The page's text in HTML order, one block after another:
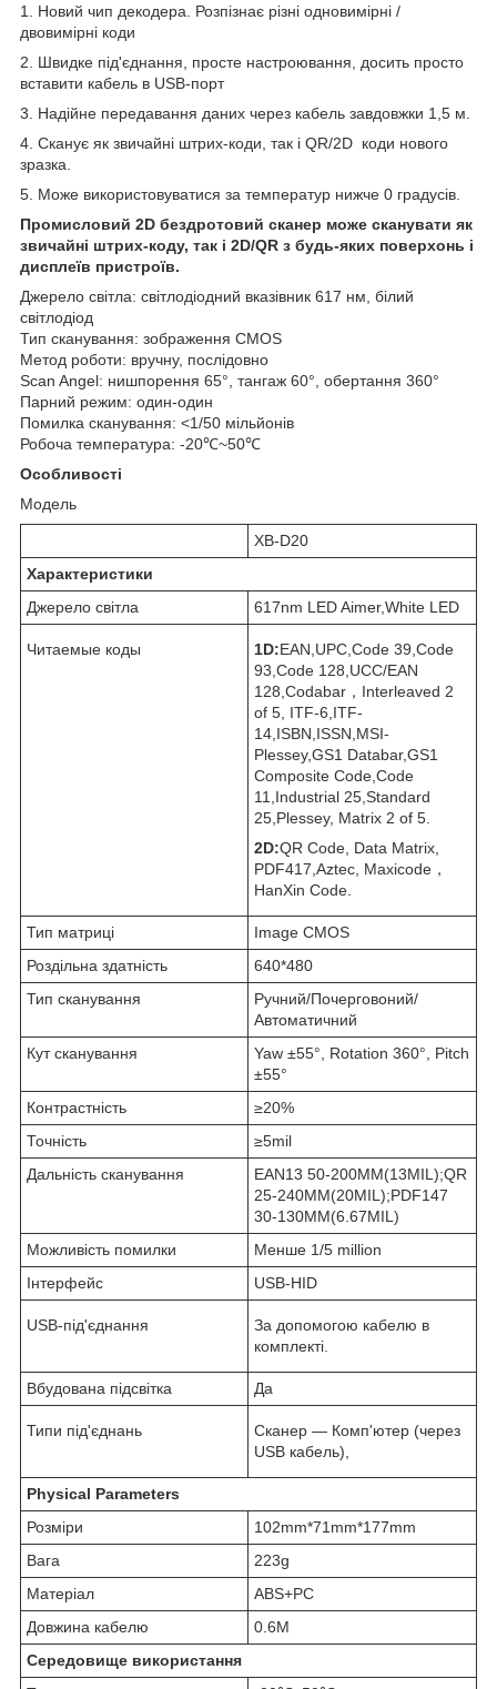
1. Новий чип декодера. Розпізнає різні одновимірні /
двовимірні коди
2. Швидке під'єднання, просте настроювання, досить просто
вставити кабель в USB-порт
3. Надійне передавання даних через кабель завдовжки 1,5 м.
4. Сканує як звичайні штрих-коди, так і QR/2D коди нового
зразка.
5. Може використовуватися за температур нижче 0 градусів.
Промисловий 2D бездротовий сканер може сканувати як
звичайні штрих-коду, так і 2D/QR з будь-яких поверхонь і
дисплеїв пристроїв.
Джерело світла: світлодіодний вказівник 617 нм, білий
світлодіод
Тип сканування: зображення CMOS
Метод роботи: вручну, послідовно
Scan Angel: нишпорення 65°, тангаж 60°, обертання 360°
Парний режим: один-один
Помилка сканування: <1/50 мільйонів
Робоча температура: -20℃~50℃
Особливості
Модель
XB-D20
Характеристики
Джерело світла
617nm LED Aimer,White LED
Читаемые коды 1D:EAN,UPC,Code 39,Code
93,Code 128,UCC/EAN
128,Codabar，Interleaved 2
of 5, ITF-6,ITF-
14,ISBN,ISSN,MSI-
Plessey,GS1 Databar,GS1
Composite Code,Code
11,Industrial 25,Standard
25,Plessey, Matrix 2 of 5.
2D:QR Code, Data Matrix,
PDF417,Aztec, Maxicode，
HanXin Code.
Тип матриці
Image CMOS
Роздільна здатність
640*480
Тип сканування
Ручний/Почерговоний/
Автоматичний
Кут сканування
Yaw ±55°, Rotation 360°, Pitch
±55°
Контрастність
≥20%
Точність
≥5mil
Дальність сканування
EAN13 50-200MM(13MIL);QR
25-240MM(20MIL);PDF147
30-130MM(6.67MIL)
Можливість помилки
Менше 1/5 million
Інтерфейс
USB-HID
USB-під'єднання
За допомогою кабелю в
комплекті.
Вбудована підсвітка Да
Типи під'єднань
Сканер — Комп'ютер (через
USB кабель),
Physical Parameters
Розміри
102mm*71mm*177mm
Вага
223g
Матеріал
ABS+PC
Довжина кабелю
0.6M
Середовище використання